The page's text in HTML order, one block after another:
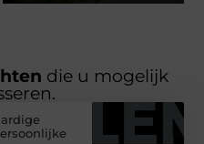
die u mogelijk